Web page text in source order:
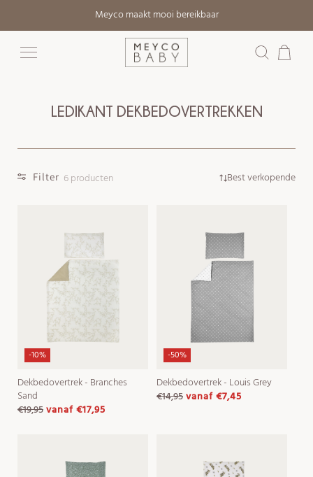
content
Meyco maakt mooi bereikbaar
Winkelwagen
LEDIKANT DEKBEDOVERTREKKEN
Filter 6 producten Best verkopende
-10%
Dekbedovertrek - Branches
Sand
normale
€19,95 aanbiedingsprijs
vanaf€17,95
-50%
Dekbedovertrek - Louis Grey
normale
€14,95 aanbiedingsprijs
vanaf€7,45